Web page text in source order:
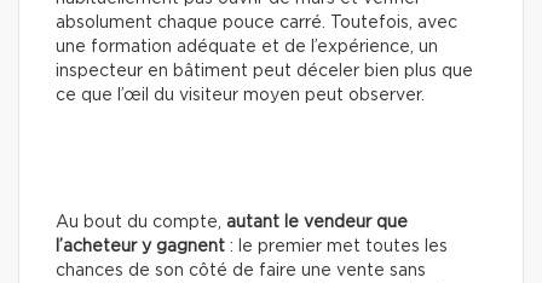
absolument chaque pouce carré. Toutefois, avec
une formation adéquate et de l’expérience, un
inspecteur en bâtiment peut déceler bien plus que
ce que l’œil du visiteur moyen peut observer.
Au bout du compte, autant le vendeur que
l’acheteur y gagnent : le premier met toutes les
chances de son côté de faire une vente sans